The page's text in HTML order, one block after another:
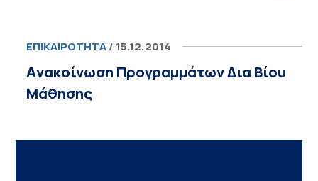
ΕΠΙΚΑΙΡΌΤΗΤΑ/ 15.12.2014
Aνακοίνωση Προγραμμάτων Δια Βίου
Μάθησης